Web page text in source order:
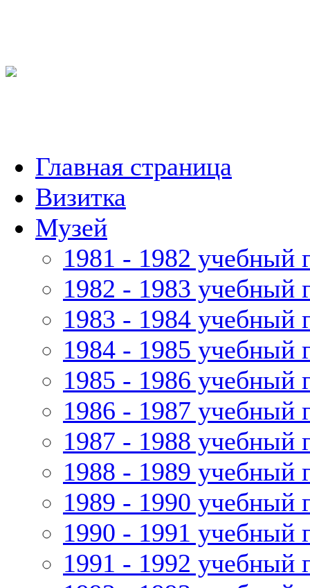
Главная страница
Визитка
Музей
1981 - 1982 учебный
1982 - 1983 учебный
1983 - 1984 учебный
1984 - 1985 учебный
1985 - 1986 учебный
1986 - 1987 учебный
1987 - 1988 учебный
1988 - 1989 учебный
1989 - 1990 учебный
1990 - 1991 учебный
1991 - 1992 учебный